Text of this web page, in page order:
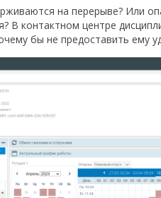
на перерыве? Или
В контактном центре
бы не предоставить ему